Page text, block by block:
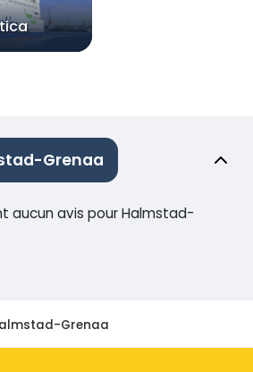
Grenaa
aucun avis pour Halmstad-
Grenaa